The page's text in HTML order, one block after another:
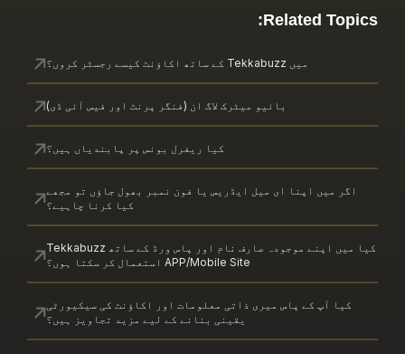
Related
بائیو میٹرک لاگ ان (فنگر پرنٹ اور فیس آئی ڈی)
کیا ریفرل بونس پر پابندیاں ہیں؟
اپنا ای میل ایڈریس یا فون نمبر بھول جاؤں تو مجھے
کیا کرنا چاہیے؟
کیا میں اپنے موجودہ صارف نام اور پاس ورڈ کے ساتھ Tekkabuzz
APP/Mobile Site استعمال کر سکتا ہوں؟
کے پاس میری ذاتی معلومات اور اکاؤنٹ کی سیکیورٹی
یقینی بنانے کے لیے مزید تجاویز ہیں؟